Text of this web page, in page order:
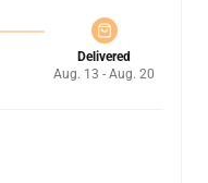
Delivered
Aug. 13 - Aug. 20